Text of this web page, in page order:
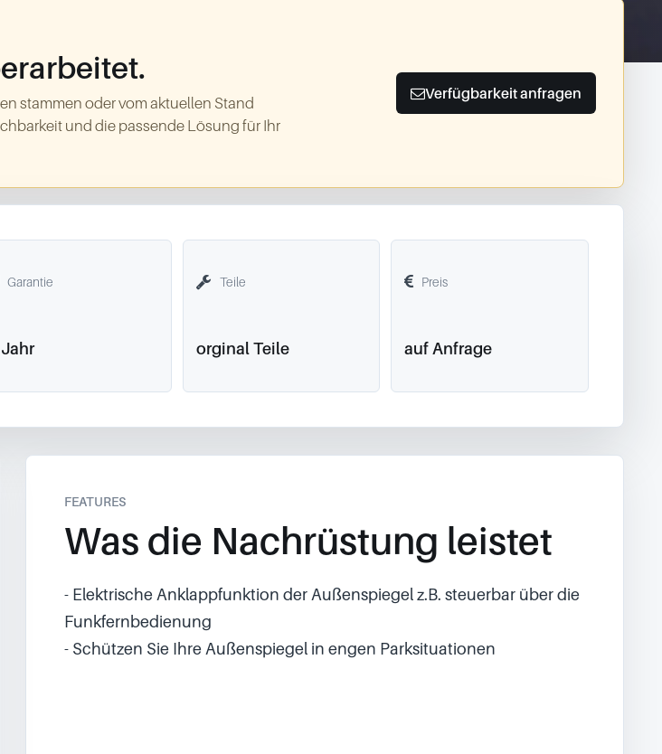
stammen oder vom aktuellen Stand
und die passende Lösung für Ihr
Verfügbarkeit anfragen
Garantie Teile
orginal Teile
Preis
auf Anfrage
FEATURES
Was die Nachrüstung leistet
- Elektrische Anklappfunktion der Außenspiegel z.B. steuerbar über die
Funkfernbedienung
- Schützen Sie Ihre Außenspiegel in engen Parksituationen